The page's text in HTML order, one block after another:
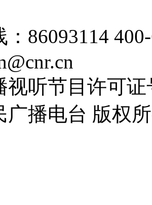
86093114
视听节目许可证
广播电台 版权